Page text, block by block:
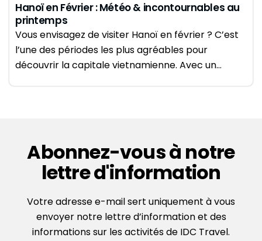
Hanoï en Février : Météo & incontournables au
printemps
Vous envisagez de visiter Hanoï en février ? C’est
l’une des périodes les plus agréables pour
découvrir la capitale vietnamienne. Avec un…
Abonnez-vous à notre
lettre d'information
Votre adresse e-mail sert uniquement à vous
envoyer notre lettre d’information et des
informations sur les activités de IDC Travel.